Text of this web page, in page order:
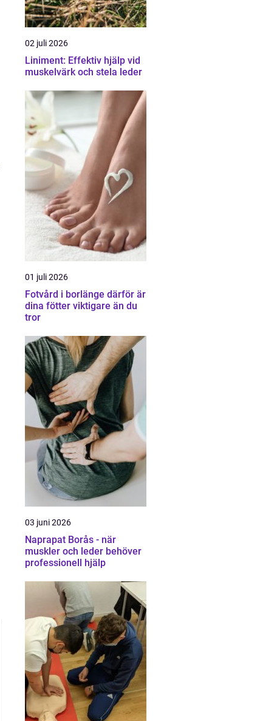
02 juli 2026
Liniment: Effektiv hjälp vid
muskelvärk och stela leder
01 juli 2026
Fotvård i borlänge därför är
dina fötter viktigare än du
tror
03 juni 2026
Naprapat Borås - när
muskler och leder behöver
professionell hjälp